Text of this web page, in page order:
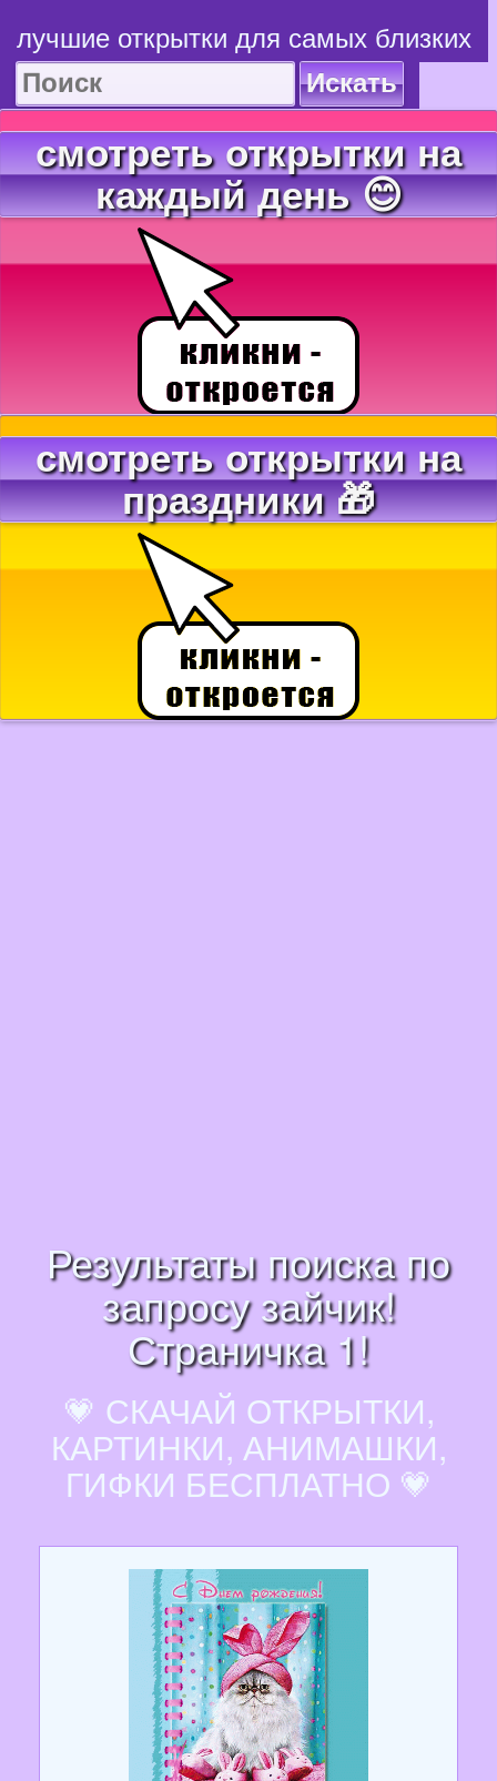
лучшие открытки для самых близких
Искать
смотреть открытки на
каждый день 😊
смотреть открытки на
праздники 🎁
Результаты поиска по
запросу зайчик!
Страничка 1!
💗 СКАЧАЙ ОТКРЫТКИ,
КАРТИНКИ, АНИМАШКИ,
ГИФКИ БЕСПЛАТНО 💗